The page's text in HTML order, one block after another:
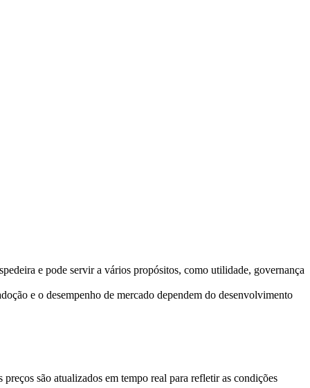
e pode servir a vários propósitos, como utilidade, governança
e o desempenho de mercado dependem do desenvolvimento
são atualizados em tempo real para refletir as condições